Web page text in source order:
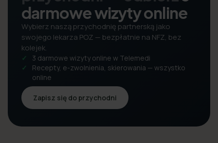
darmowe wizyty online
Wybierz naszą przychodnię partnerską jako
swojego lekarza POZ — bezpłatnie na NFZ, bez
kolejek.
3 darmowe wizyty online w Telemedi
Recepty, e-zwolnienia, skierowania — wszystko
online
Zapisz się do przychodni